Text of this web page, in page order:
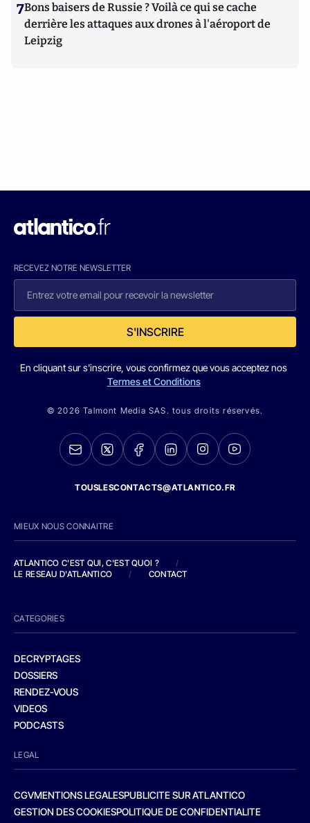
7Bons baisers de Russie ? Voilà ce qui se cache
derrière les attaques aux drones à l'aéroport de
Leipzig
RECEVEZ NOTRE NEWSLETTER
S'INSCRIRE
En cliquant sur s'inscrire, vous confirmez que vous acceptez nos
Termes et Conditions
© 2026 Talmont Media SAS. tous droits réservés.
TOUSLESCONTACTS@ATLANTICO.FR
MIEUX NOUS CONNAITRE
ATLANTICO C'EST QUI, C'EST QUOI ?
/
LE RESEAU D'ATLANTICO
/ CONTACT
CATEGORIES
DECRYPTAGES
DOSSIERS
RENDEZ-VOUS
VIDEOS
PODCASTS
LEGAL
CGVMENTIONS LEGALESPUBLICITE SUR ATLANTICO
GESTION DES COOKIESPOLITIQUE DE CONFIDENTIALITE